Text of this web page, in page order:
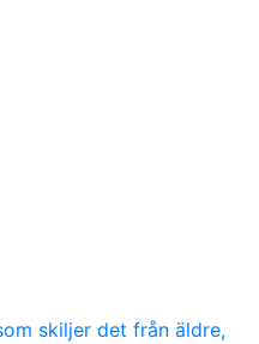
skiljer det från äldre,